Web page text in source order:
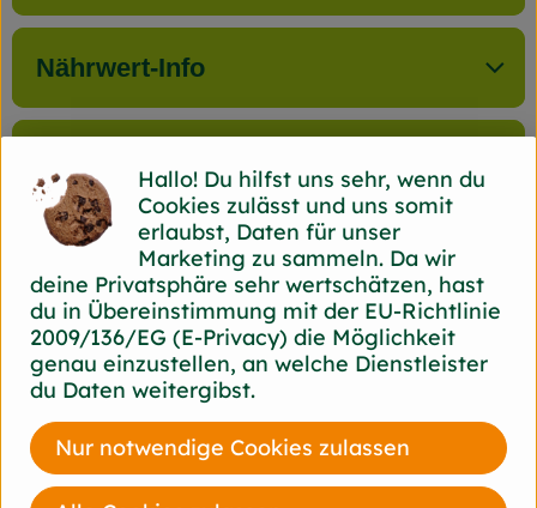
Nährwert-Info
Herkunft
Hersteller: Byodo
diverse
Byodo
Hallo! Du hilfst uns sehr, wenn du
Cookies zulässt und uns somit
erlaubst, Daten für unser
Marketing zu sammeln. Da wir
deine Privatsphäre sehr wertschätzen, hast
du in Übereinstimmung mit der EU-Richtlinie
2009/136/EG (E-Privacy) die Möglichkeit
genau einzustellen, an welche Dienstleister
du Daten weitergibst.
Nur notwendige Cookies zulassen